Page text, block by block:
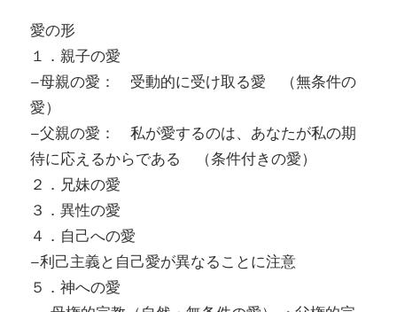
愛の形
１．親子の愛
–母親の愛： 受動的に受け取る愛 （無条件の
愛）
–父親の愛： 私が愛するのは、あなたが私の期
待に応えるからである （条件付きの愛）
２．兄妹の愛
３．異性の愛
４．自己への愛
–利己主義と自己愛が異なることに注意
５．神への愛